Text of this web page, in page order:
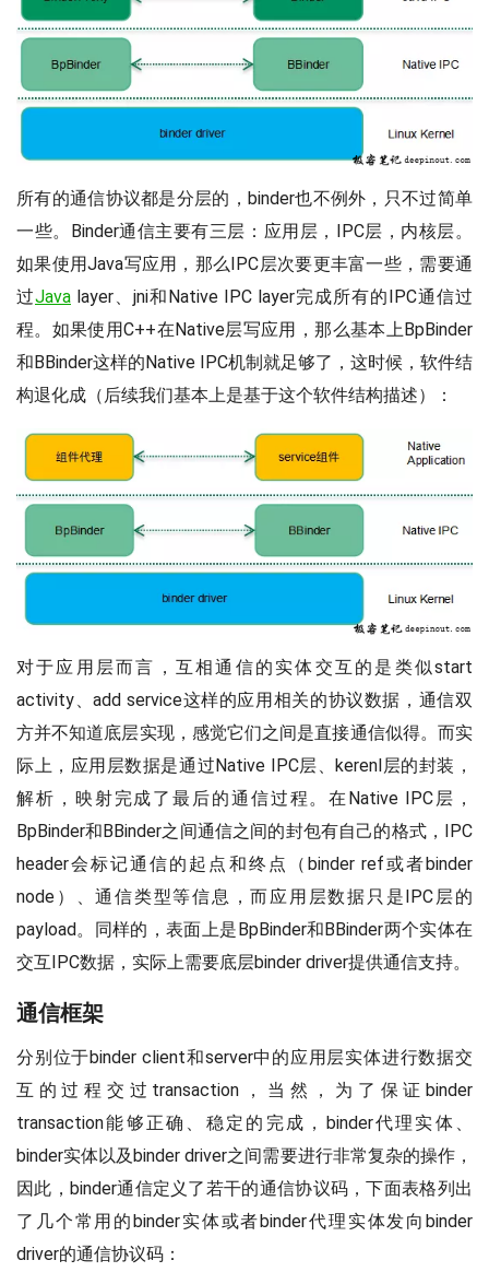
所有的通信协议都是分层的，binder也不例外，只不过简单
一些。Binder通信主要有三层：应用层，IPC层，内核层。
如果使用Java写应用，那么IPC层次要更丰富一些，需要通
过Java layer、jni和Native IPC layer完成所有的IPC通信过
程。如果使用C++在Native层写应用，那么基本上BpBinder
和BBinder这样的Native IPC机制就足够了，这时候，软件结
构退化成（后续我们基本上是基于这个软件结构描述）：
对于应用层而言，互相通信的实体交互的是类似start
activity、add service这样的应用相关的协议数据，通信双
方并不知道底层实现，感觉它们之间是直接通信似得。而实
际上，应用层数据是通过Native IPC层、kerenl层的封装，
解析，映射完成了最后的通信过程。在Native IPC层，
BpBinder和BBinder之间通信之间的封包有自己的格式，IPC
header会标记通信的起点和终点（binder ref或者binder
node）、通信类型等信息，而应用层数据只是IPC层的
payload。同样的，表面上是BpBinder和BBinder两个实体在
交互IPC数据，实际上需要底层binder driver提供通信支持。
通信框架
分别位于binder client和server中的应用层实体进行数据交
互的过程交过transaction，当然，为了保证binder
transaction能够正确、稳定的完成，binder代理实体、
binder实体以及binder driver之间需要进行非常复杂的操作，
因此，binder通信定义了若干的通信协议码，下面表格列出
了几个常用的binder实体或者binder代理实体发向binder
driver的通信协议码：